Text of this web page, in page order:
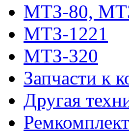
МТЗ-80,
МТЗ-1221
МТЗ-320
Запчасти к
Другая